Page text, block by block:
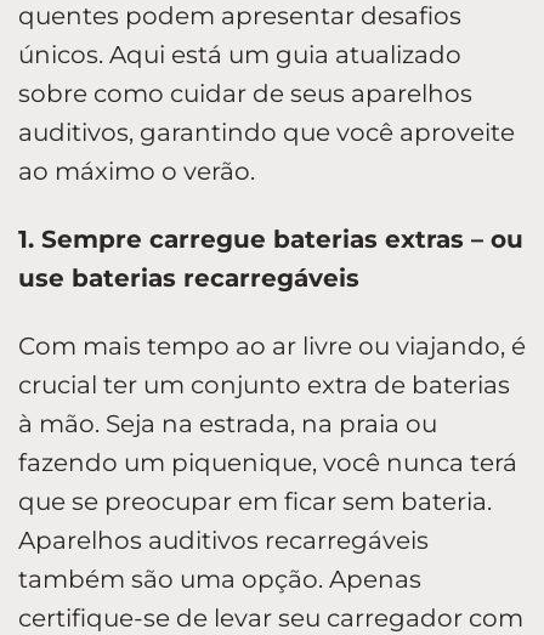
quentes podem apresentar desafios
únicos. Aqui está um guia atualizado
sobre como cuidar de seus aparelhos
auditivos, garantindo que você aproveite
ao máximo o verão.
1. Sempre carregue baterias extras – ou
use baterias recarregáveis
Com mais tempo ao ar livre ou viajando, é
crucial ter um conjunto extra de baterias
à mão. Seja na estrada, na praia ou
fazendo um piquenique, você nunca terá
que se preocupar em ficar sem bateria.
Aparelhos auditivos recarregáveis ​​
também são uma opção. Apenas
certifique-se de levar seu carregador com